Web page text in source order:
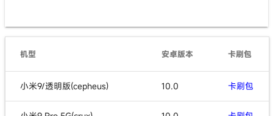
机型 安卓版本 卡刷包
小米9/透明版(cepheus) 10.0 卡刷包